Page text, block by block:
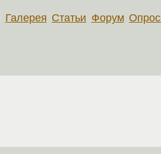
Галерея Статьи Форум